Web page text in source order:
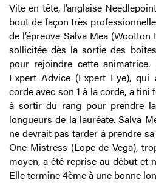
Vite en tête, l’anglaise
bout de façon très
de l’épreuve Salva Mea (Wootton
sollicitée dès la sortie des
pour rejoindre cette
Expert Advice (Expert Eye),
corde avec son 1 à la corde, a
à sortir du rang pour prendre
longueurs de la lauréate. Salva
ne devrait pas tarder à prendre
One Mistress (Lope de Vega),
moyen, a été reprise au début et
Elle termine 4ème à une bonne